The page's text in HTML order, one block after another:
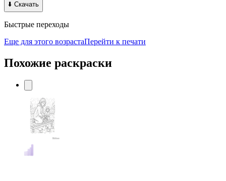
⬇️ Скачать
Быстрые переходы
Еще для этого возрастаПерейти к печати
Похожие раскраски